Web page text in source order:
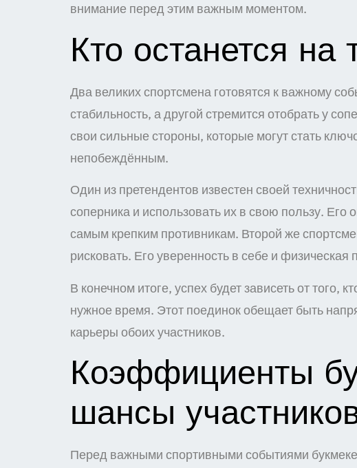
внимание перед этим важным моментом.
Кто останется на
Два великих спортсмена готовятся к важному
стабильность, а другой стремится отобрать у
свои сильные стороны, которые могут стать
непобеждённым.
Один из претендентов известен своей
соперника и использовать их в свою пользу.
самым крепким противникам. Второй же
рисковать. Его уверенность в себе и
В конечном итоге, успех будет зависеть от того,
нужное время. Этот поединок обещает быть
карьеры обоих участников.
Коэффициенты
шансы
Перед важными спортивными событиями